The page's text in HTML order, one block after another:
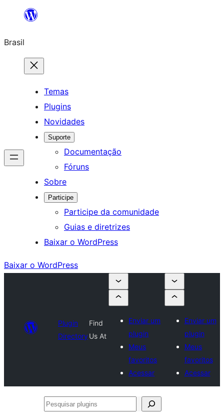
o
conteúdo
Brasil
Temas
Plugins
Novidades
Suporte
Documentação
Fóruns
Sobre
Participe
Participe da comunidade
Guias e diretrizes
Baixar o WordPress
Baixar o WordPress
Plugin
Directory
Find
Us At
Enviar um
plugin
Meus
favoritos
Acessar
Enviar um
plugin
Meus
favoritos
Acessar
Pesquisar